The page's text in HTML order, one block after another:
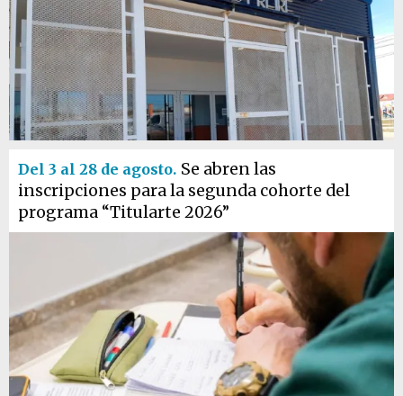
Del 3 al 28 de agosto. Se abren las
inscripciones para la segunda cohorte del
programa “Titularte 2026”